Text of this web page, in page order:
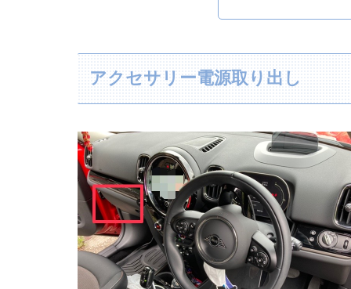
アクセサリー電源取り出し